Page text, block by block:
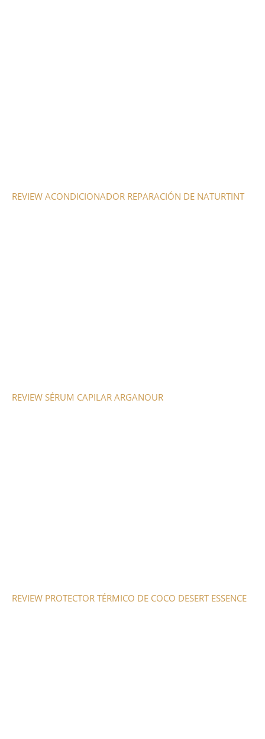
REVIEW ACONDICIONADOR REPARACIÓN DE NATURTINT
REVIEW SÉRUM CAPILAR ARGANOUR
REVIEW PROTECTOR TÉRMICO DE COCO DESERT ESSENCE